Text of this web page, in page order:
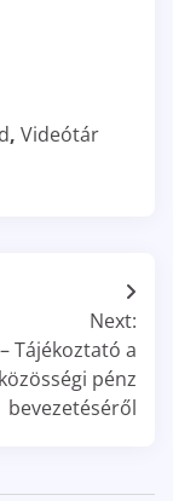
, Videótár
Next:
Tájékoztató a
közösségi pénz
bevezetéséről